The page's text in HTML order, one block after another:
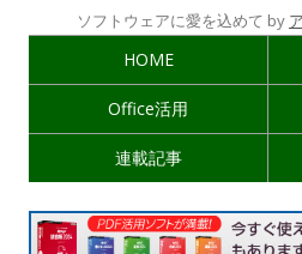
ソフトウェアに愛を込めて by
HOME
Office活用
連載記事